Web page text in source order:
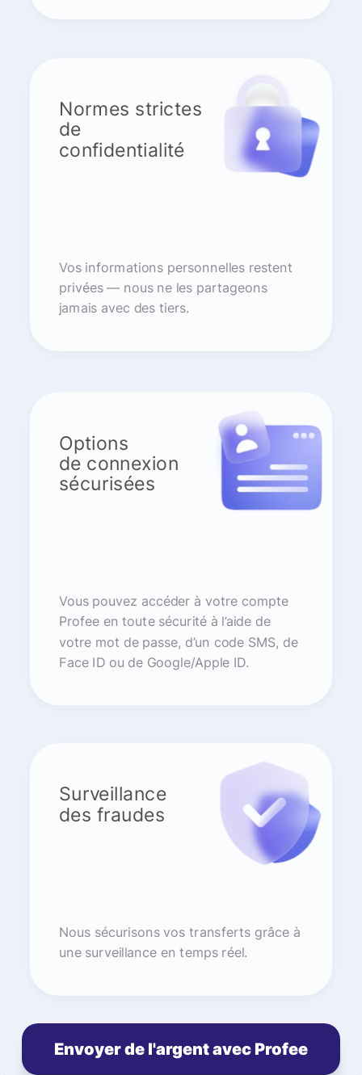
Normes strictes
de
confidentialité
Vos informations personnelles restent
privées — nous ne les partageons
jamais avec des tiers.
Options
de connexion
sécurisées
Vous pouvez accéder à votre compte
Profee en toute sécurité à l’aide de
votre mot de passe, d’un code SMS, de
Face ID ou de Google/Apple ID.
Surveillance
des fraudes
Nous sécurisons vos transferts grâce à
une surveillance en temps réel.
Envoyer de l'argent avec Profee